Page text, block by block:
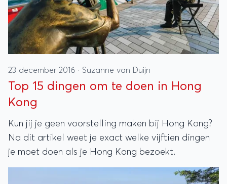
23 december 2016 · Suzanne van Duijn
Top 15 dingen om te doen in Hong
Kong
Kun jij je geen voorstelling maken bij Hong Kong?
Na dit artikel weet je exact welke vijftien dingen
je moet doen als je Hong Kong bezoekt.